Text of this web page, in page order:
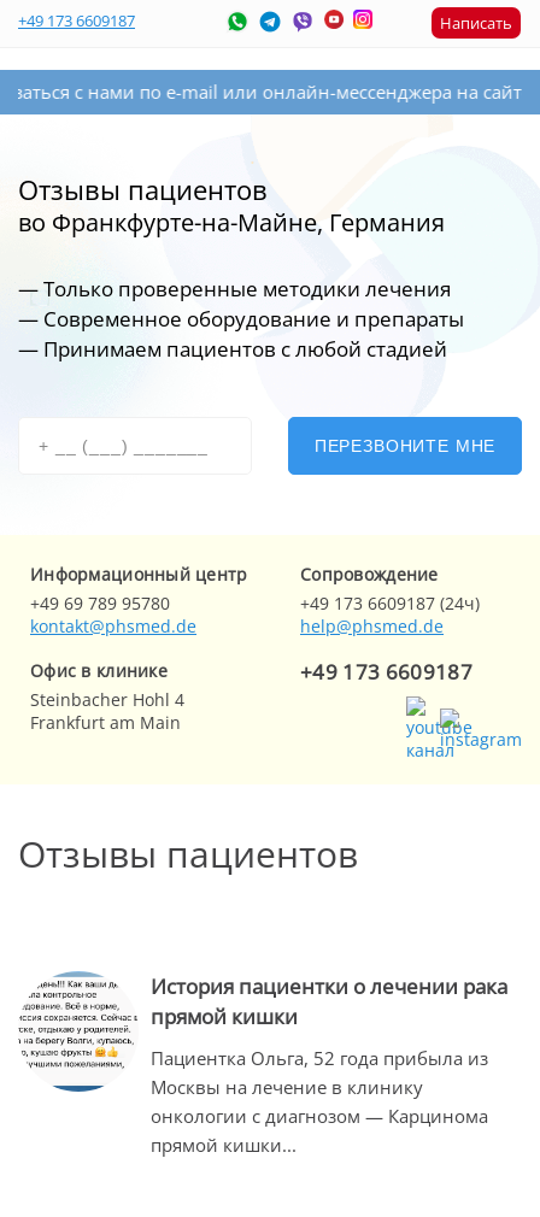
+49 173 6609187 Написать
с нами по e-mail или онлайн-мессенджера на сайте
Отзывы пациентов
во Франкфурте-на-Майне, Германия
— Только проверенные методики лечения
— Современное оборудование и препараты
— Принимаем пациентов с любой стадией
ПЕРЕЗВОНИТЕ МНЕ
Информационный центр
+49 69 789 95780
kontakt@phsmed.de
Cопровождение
+49 173 6609187 (24ч)
help@phsmed.de
Офис в клинике
Steinbacher Hohl 4
Frankfurt am Main
+49 173 6609187
Отзывы пациентов
История пациентки о лечении рака
прямой кишки
Пациентка Ольга, 52 года прибыла из
Москвы на лечение в клинику
онкологии с диагнозом — Карцинома
прямой кишки...